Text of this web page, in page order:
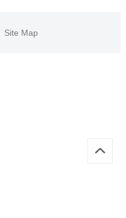
Site Map